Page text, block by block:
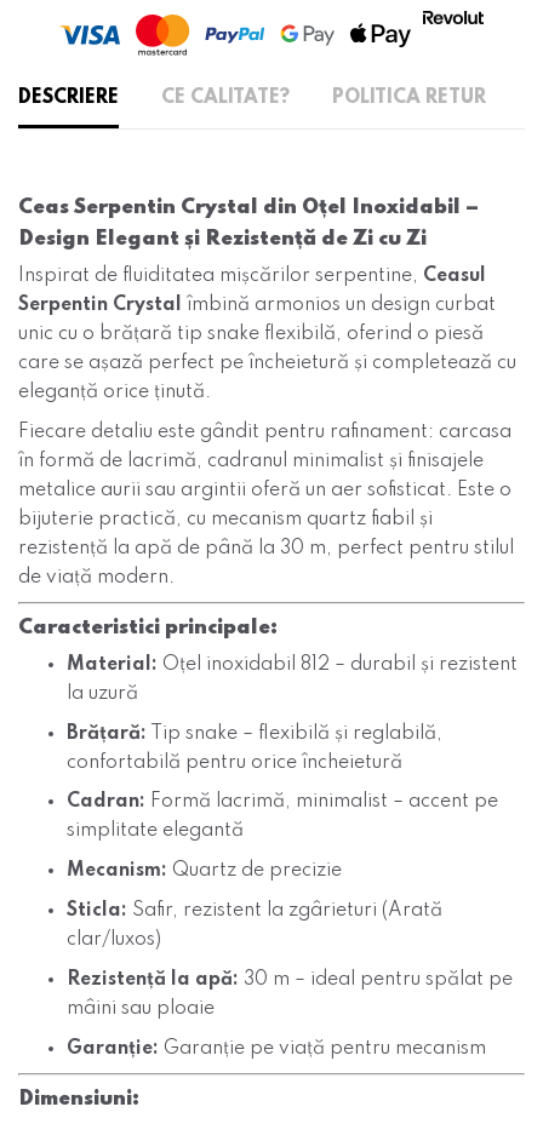
DESCRIERE CE CALITATE? POLITICA RETUR
Ceas Serpentin Crystal din Oțel Inoxidabil –
Design Elegant și Rezistență de Zi cu Zi
Inspirat de fluiditatea mișcărilor serpentine, Ceasul
Serpentin Crystal
îmbină armonios un design curbat
unic cu o brățară tip snake flexibilă, oferind o piesă
care se așază perfect pe încheietură și completează cu
eleganță orice ținută.
Fiecare detaliu este gândit pentru rafinament: carcasa
în formă de lacrimă, cadranul minimalist și finisajele
metalice aurii sau argintii oferă un aer sofisticat. Este o
bijuterie practică, cu mecanism quartz fiabil și
rezistență la apă de până la 30 m, perfect pentru stilul
de viață modern.
Caracteristici principale:
Material: Oțel inoxidabil 812 – durabil și rezistent
la uzură
Brățară: Tip snake – flexibilă și reglabilă,
confortabilă pentru orice încheietură
Cadran: Formă lacrimă, minimalist – accent pe
simplitate elegantă
Mecanism: Quartz de precizie
Sticla: Safir, rezistent la zgârieturi (Arată
clar/luxos)
Rezistență la apă: 30 m – ideal pentru spălat pe
mâini sau ploaie
Garanție: Garanție pe viață pentru mecanism
Dimensiuni: